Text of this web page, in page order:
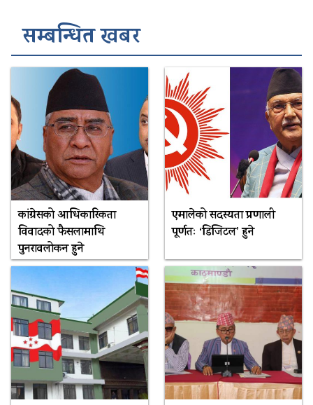
सम्बन्धित खबर
कांग्रेसको आधिकारिकता
विवादको फैसलामाथि
पुनरावलोकन हुने
एमालेको सदस्यता प्रणाली
पूर्णतः ‘डिजिटल’ हुने